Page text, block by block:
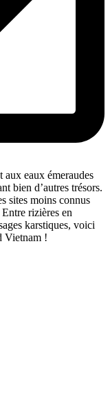
aux eaux émeraudes
bien d’autres trésors.
sites moins connus
rizières en
karstiques, voici
Vietnam !